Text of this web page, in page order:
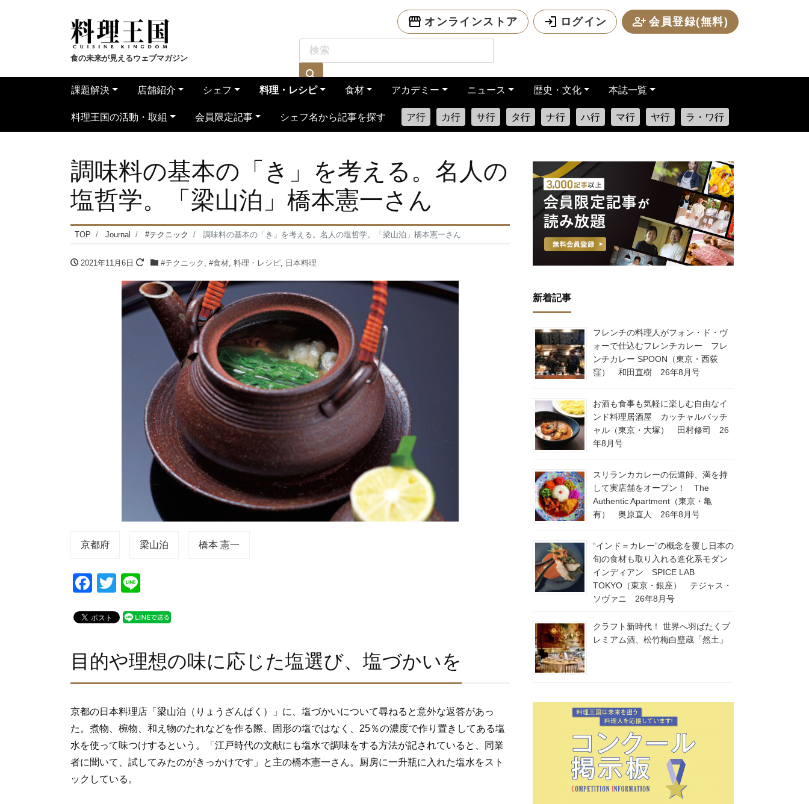
食の未来が見えるウェブマガジン
オンラインストア ログイン 会員登録(無料)
課題解決 店舗紹介 シェフ 料理・レシピ 食材 アカデミー ニュース 歴史・文化 本誌一覧
料理王国の活動・取組 会員限定記事 シェフ名から記事を探す ア行 カ行 サ行 タ行 ナ行 ハ行 マ行 ヤ行 ラ・ワ行
調味料の基本の「き」を考える。名人の
塩哲学。「梁山泊」橋本憲一さん
TOP Journal #テクニック 調味料の基本の「き」を考える。名人の塩哲学。「梁山泊」橋本憲一さん
2021年11月6日 #テクニック , #食材, 料理・レシピ, 日本料理
京都府 梁山泊 橋本 憲一
F
c
b
o
k
T
tt
e
目的や理想の味に応じた塩選び、塩づかいを
京都の日本料理店「梁山泊（りょうざんぱく）」に、塩づかいについて尋ねると意外な返答があっ
た。煮物、椀物、和え物のたれなどを作る際、固形の塩ではなく、25％の濃度で作り置きしてある塩
水を使って味つけするという。「江戸時代の文献にも塩水で調味をする方法が記されていると、同業
者に聞いて、試してみたのがきっかけです」と主の橋本憲一さん。厨房に一升瓶に入れた塩水をスト
ックしている。
新着記事
フレンチの料理人がフォン・ド・ヴ
ォーで仕込むフレンチカレー フレ
ンチカレー SPOON（東京・西荻
窪） 和田直樹 26年8月号
お酒も食事も気軽に楽しむ自由なイ
ンド料理居酒屋 カッチャルバッチ
ャル（東京・大塚） 田村修司 26
年8月号
スリランカカレーの伝道師、満を持
して実店舗をオープン！ The
Authentic Apartment（東京・亀
有） 奥原直人 26年8月号
“インド＝カレー”の概念を覆し日本の
旬の食材も取り入れる進化系モダン
インディアン SPICE LAB
TOKYO（東京・銀座） テジャス・
ソヴァニ 26年8月号
クラフト新時代！ 世界へ羽ばたくプ
レミアム酒、松竹梅白壁蔵「然土」